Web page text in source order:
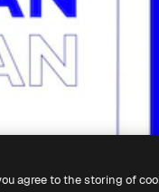
agree to the storing of